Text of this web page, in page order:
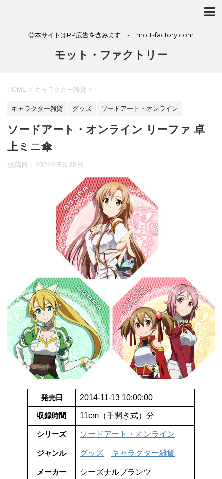
◎本サイトはRP広告を含みます - mott-factory.com
モット・ファクトリー
HOME > キャラクター雑貨 >
キャラクター雑貨 グッズ ソードアート・オンライン
ソードアート・オンライン リーファ 卓
上ミニ傘
投稿日： 2024年5月28日
発売日 2014-11-13 10:00:00
収録時間 11cm（手開き式）分
シリーズ ソードアート・オンライン
ジャンル グッズ キャラクター雑貨
メーカー シーズナルプランツ